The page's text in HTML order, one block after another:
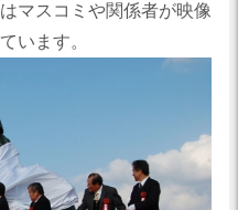
マスコミや関係者が映像
います。